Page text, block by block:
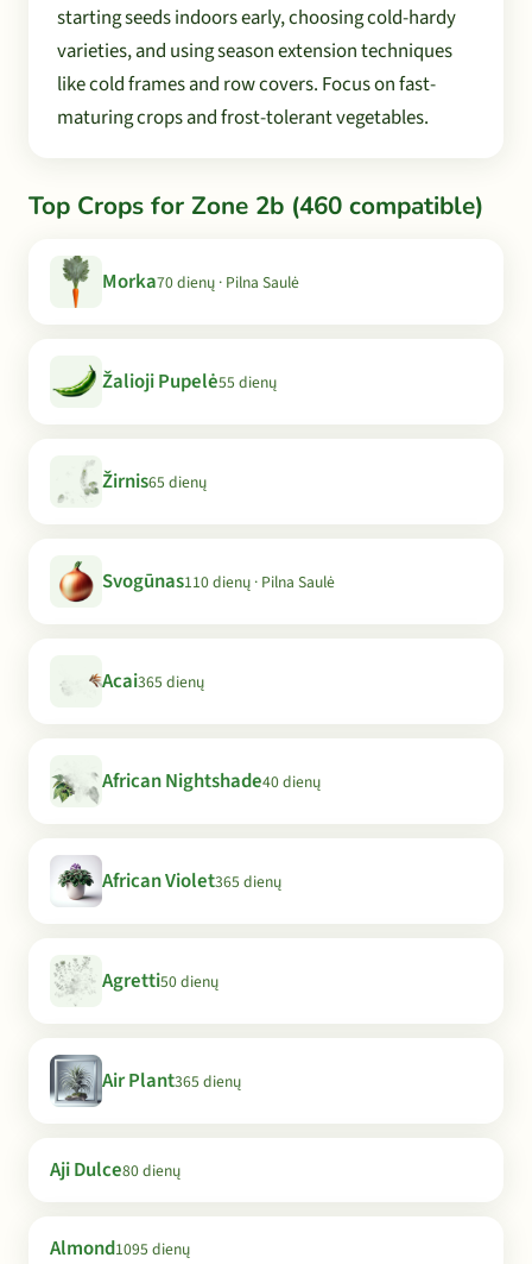
starting seeds indoors early, choosing cold-hardy
varieties, and using season extension techniques
like cold frames and row covers. Focus on fast-
maturing crops and frost-tolerant vegetables.
Top Crops for Zone 2b (460 compatible)
Morka70 dienų · Pilna Saulė
Žalioji Pupelė55 dienų
Žirnis65 dienų
Svogūnas110 dienų · Pilna Saulė
Acai365 dienų
African Nightshade40 dienų
African Violet365 dienų
Agretti50 dienų
Air Plant365 dienų
Aji Dulce80 dienų
Almond1095 dienų